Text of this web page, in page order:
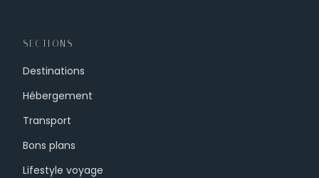
SECTIONS
Destinations
Hébergement
Transport
Bons plans
Lifestyle voyage